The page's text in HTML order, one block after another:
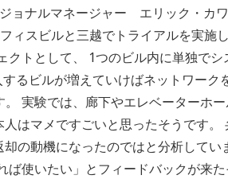
ナルマネージャー エリック・カ
ィスビルと三越でトライアルを実施
クトとして、 1つのビル内に単独で
るビルが増えていけばネットワーク
実験では、廊下やエレベーターホ
はマメですごいと思ったそうです
の動機になったのではと分析して
ば使いたい」とフィードバックが来